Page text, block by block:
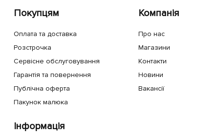
Покупцям
Оплата та доставка
Розстрочка
Сервісне обслуговування
Гарантія та повернення
Публічна оферта
Пакунок малюка
Компанія
Про нас
Магазини
Контакти
Новини
Вакансії
Інформація